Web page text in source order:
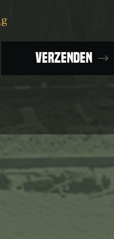
Verzenden